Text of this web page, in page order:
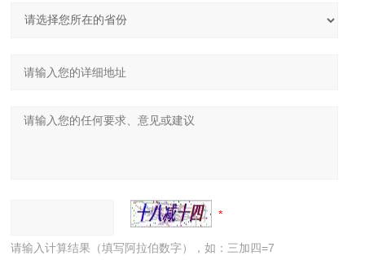
请输入计算结果（填写阿拉伯数字），如：三加四=7